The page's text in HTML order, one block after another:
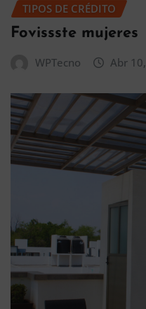
TIPOS DE CRÉDITO
Fovissste mujeres
WPTecno Abr